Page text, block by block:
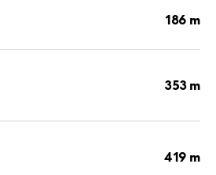
186 m
353 m
419 m